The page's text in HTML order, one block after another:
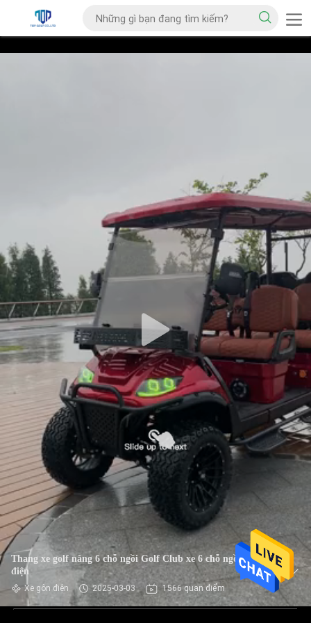
Thang xe golf nâng 6 chỗ ngồi Golf Club xe 6 chỗ ngồi xe golf
điện
Xe gôn điện 2025-03-03 1566 quan điểm